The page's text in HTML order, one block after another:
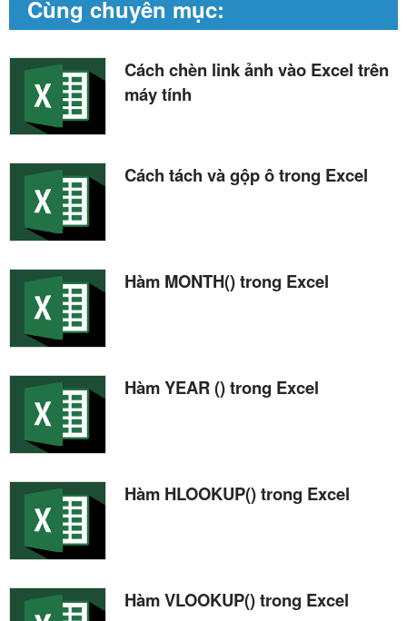
Cùng chuyên mục:
Cách chèn link ảnh vào Excel trên
máy tính
Cách tách và gộp ô trong Excel
Hàm MONTH() trong Excel
Hàm YEAR () trong Excel
Hàm HLOOKUP() trong Excel
Hàm VLOOKUP() trong Excel